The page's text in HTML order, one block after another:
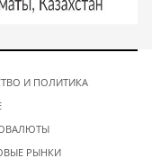
И ПОЛИТИКА
РЫНКИ